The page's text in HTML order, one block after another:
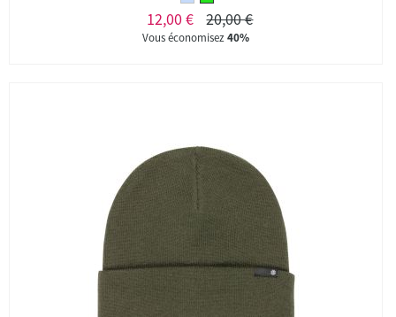
12,00 € 20,00 €
Vous économisez40%